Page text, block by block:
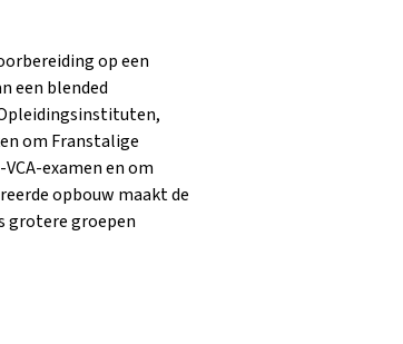
op een
een blended
om Franstalige
examen en om
opbouw maakt de
grotere groepen